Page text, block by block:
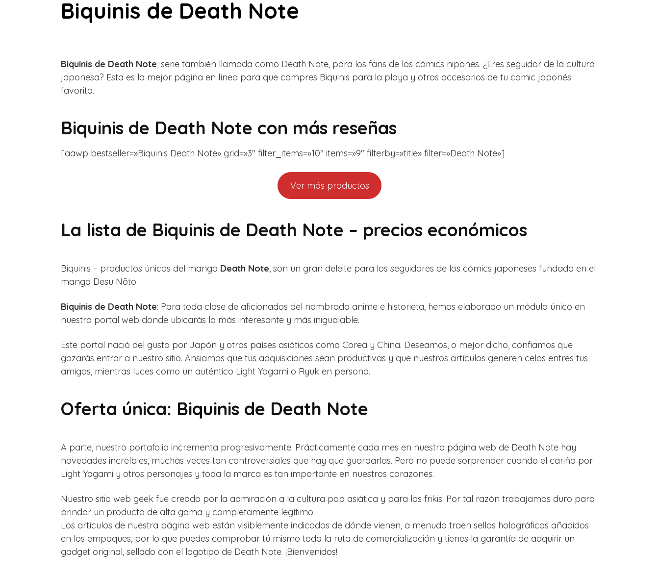
Biquinis de Death Note
Biquinis de Death Note, serie también llamada como Death Note, para los fans de los cómics nipones. ¿Eres seguidor de la cultura
japonesa? Esta es la mejor página en línea para que compres Biquinis para la playa y otros accesorios de tu comic japonés
favorito.
Biquinis de Death Note con más reseñas
[aawp bestseller=»Biquinis Death Note» grid=»3″ filter_items=»10″ items=»9″ filterby=»title» filter=»Death Note»]
Ver más productos
La lista de Biquinis de Death Note – precios económicos
Biquinis – productos únicos del manga Death Note, son un gran deleite para los seguidores de los cómics japoneses fundado en el
manga Desu Nōto.
Biquinis de Death Note: Para toda clase de aficionados del nombrado anime e historieta, hemos elaborado un módulo único en
nuestro portal web donde ubicarás lo más interesante y más inigualable.
Este portal nació del gusto por Japón y otros países asiáticos como Corea y China. Deseamos, o mejor dicho, confiamos que
gozarás entrar a nuestro sitio. Ansiamos que tus adquisiciones sean productivas y que nuestros artículos generen celos entres tus
amigos, mientras luces como un auténtico Light Yagami o Ryuk en persona.
Oferta única: Biquinis de Death Note
A parte, nuestro portafolio incrementa progresivamente. Prácticamente cada mes en nuestra página web de Death Note hay
novedades increíbles, muchas veces tan controversiales que hay que guardarlas. Pero no puede sorprender cuando el cariño por
Light Yagami y otros personajes y toda la marca es tan importante en nuestros corazones.
Nuestro sitio web geek fue creado por la admiración a la cultura pop asiática y para los frikis. Por tal razón trabajamos duro para
brindar un producto de alta gama y completamente legítimo.
Los artículos de nuestra página web están visiblemente indicados de dónde vienen, a menudo traen sellos holográficos añadidos
en los empaques, por lo que puedes comprobar tú mismo toda la ruta de comercialización y tienes la garantía de adquirir un
gadget original, sellado con el logotipo de Death Note. ¡Bienvenidos!